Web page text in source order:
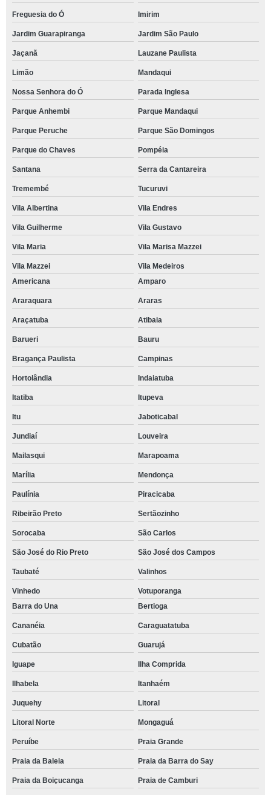
Freguesia do Ó Imirim
Jardim Guarapiranga Jardim São Paulo
Jaçanã Lauzane Paulista
Limão Mandaqui
Nossa Senhora do Ó Parada Inglesa
Parque Anhembi Parque Mandaqui
Parque Peruche Parque São Domingos
Parque do Chaves Pompéia
Santana Serra da Cantareira
Tremembé Tucuruvi
Vila Albertina Vila Endres
Vila Guilherme Vila Gustavo
Vila Maria Vila Marisa Mazzei
Vila Mazzei
Vila Medeiros
Americana
Amparo
Araraquara Araras
Araçatuba Atibaia
Barueri Bauru
Bragança Paulista Campinas
Hortolândia Indaiatuba
Itatiba Itupeva
Itu Jaboticabal
Jundiaí Louveira
Mailasqui Marapoama
Marília Mendonça
Paulínia Piracicaba
Ribeirão Preto Sertãozinho
Sorocaba São Carlos
São José do Rio Preto São José dos Campos
Taubaté Valinhos
Vinhedo
Votuporanga
Barra do Una
Bertioga
Cananéia Caraguatatuba
Cubatão Guarujá
Iguape Ilha Comprida
Ilhabela Itanhaém
Juquehy Litoral
Litoral Norte Mongaguá
Peruíbe Praia Grande
Praia da Baleia Praia da Barra do Say
Praia da Boiçucanga Praia de Camburi